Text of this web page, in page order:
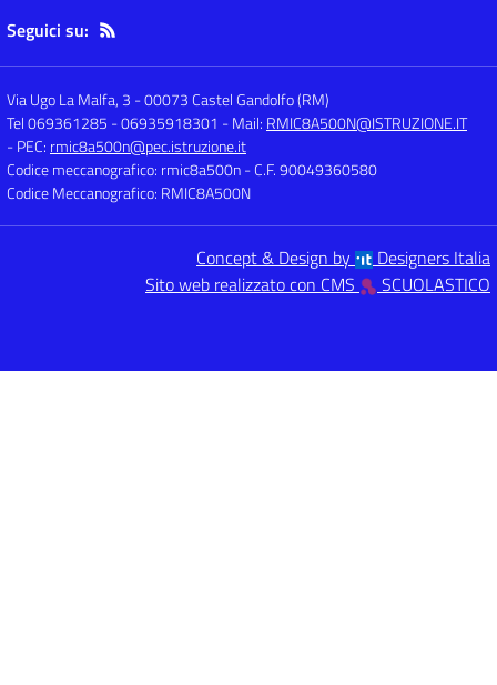
Seguici su:
Via Ugo La Malfa, 3 -00073 Castel Gandolfo (RM)
Tel 069361285 - 06935918301 - Mail: RMIC8A500N@ISTRUZIONE.IT
- PEC: rmic8a500n@pec.istruzione.it
Codice meccanografico: rmic8a500n- C.F. 90049360580
Codice Meccanografico: RMIC8A500N
Concept & Design by
Designers Italia
Sito web realizzato con CMS
SCUOLASTICO